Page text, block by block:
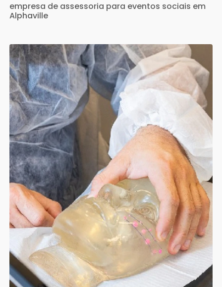
empresa de assessoria para eventos sociais em
Alphaville